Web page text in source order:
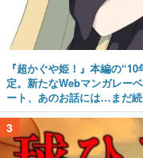
『超かぐや姫！』本編の
定。新たなWebマンガレー
ート、あのお話には…まだ続
3